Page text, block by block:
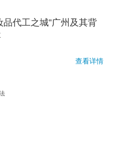
代工之城”广州及其背
查看详情